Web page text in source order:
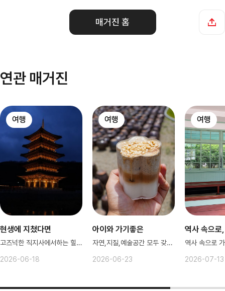
매거진 홈
연관 매거진
여행
현생에 지쳤다면
고즈넉한 직지사에서하는 힐링여헹
2026-06-18
여행
아이와 가기좋은
자연,지질,예술공간 모두 갖춘 연천
2026-06-23
여행
역사 속으로,
2026-07-13